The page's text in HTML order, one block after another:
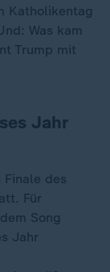
Katholikentag
Was kam
Trump mit
Jahr
des
Für
Song
Jahr